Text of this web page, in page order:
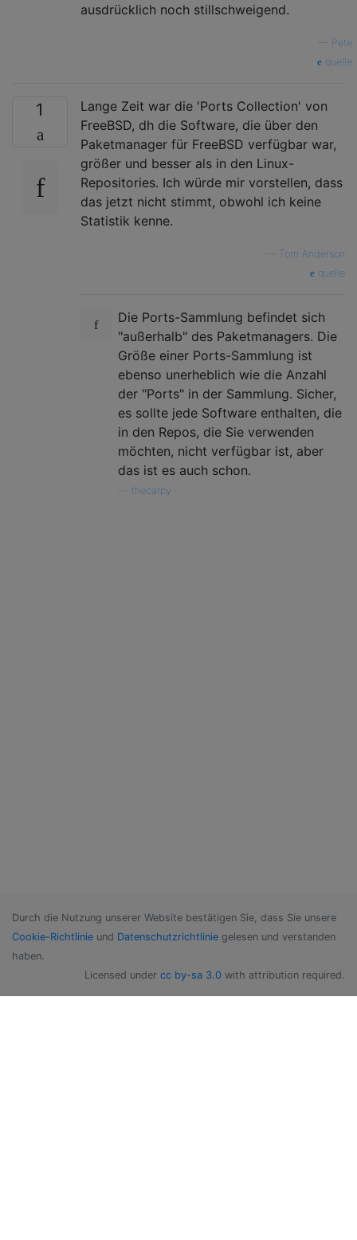
ausdrücklich noch stillschweigend.
Pete
quelle
1
Lange Zeit war die 'Ports Collection' von
FreeBSD, dh die Software, die über den
Paketmanager für FreeBSD verfügbar war,
größer und besser als in den Linux-
Repositories. Ich würde mir vorstellen, dass
das jetzt nicht stimmt, obwohl ich keine
Statistik kenne.
Tom Anderson
quelle
Die Ports-Sammlung befindet sich
"außerhalb" des Paketmanagers. Die
Größe einer Ports-Sammlung ist
ebenso unerheblich wie die Anzahl
der "Ports" in der Sammlung. Sicher,
es sollte jede Software enthalten, die
in den Repos, die Sie verwenden
möchten, nicht verfügbar ist, aber
das ist es auch schon.
thecarpy
Durch die Nutzung unserer Website bestätigen Sie, dass Sie unsere
Cookie-Richtlinie und Datenschutzrichtlinie gelesen und verstanden
haben.
Licensed under cc by-sa 3.0 with attribution required.